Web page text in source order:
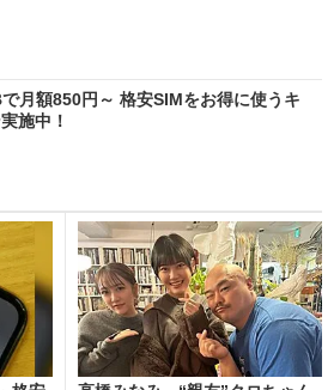
月額850円～ 格安SIMをお得に使うキ
施中！